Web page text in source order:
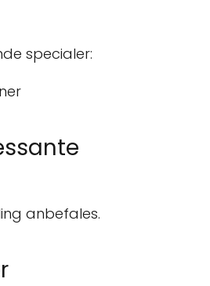
specialer:
anbefales.